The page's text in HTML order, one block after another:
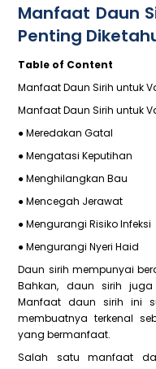
Manfaat Daun
Penting
Table of Content
Manfaat Daun Sirih untuk
Manfaat Daun Sirih untuk
● Meredakan Gatal
● Mengatasi Keputihan
● Menghilangkan Bau
● Mencegah Jerawat
● Mengurangi Risiko Infeksi
● Mengurangi Nyeri Haid
Daun sirih mempunyai
Bahkan, daun sirih
Manfaat daun sirih ini
membuatnya terkenal
yang bermanfaat.
Salah satu manfaat